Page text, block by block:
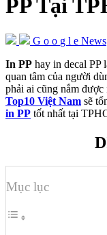
PP Tại
G o o g l e News
In PP hay in decal PP
quan tâm của người
phải ai cũng nắm
Top10 Việt Nam sẽ
in PP tốt nhất tại
Mục lục